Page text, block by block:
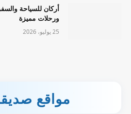
أركان للسياحة
ورحلات مميزة
25 يوليو، 2026
مواقع